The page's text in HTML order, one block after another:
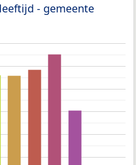
- gemeente